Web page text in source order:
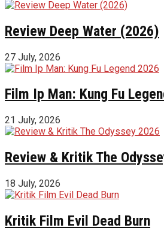
Review Deep Water (2026)
27 July, 2026
Film Ip Man: Kung Fu
21 July, 2026
Review & Kritik The
18 July, 2026
Kritik Film Evil Dead Burn